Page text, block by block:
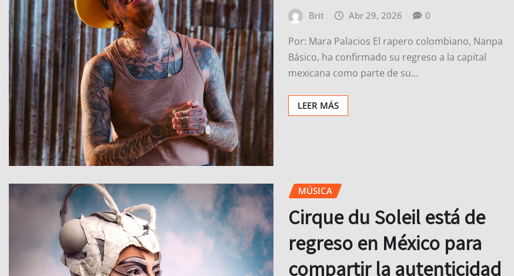
Brit Abr 29, 2026 0
Por: Mara Palacios El rapero colombiano, Nanpa
Básico, ha confirmado su regreso a la capital
mexicana como parte de su…
LEER MÁS
MÚSICA
Cirque du Soleil está de
regreso en México para
compartir la autenticidad